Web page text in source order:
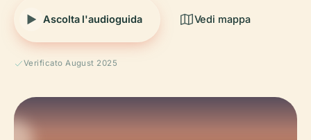
Ascolta l'audioguida Vedi mappa
Verificato August 2025